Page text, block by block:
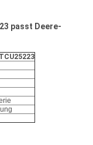
passt Deere-